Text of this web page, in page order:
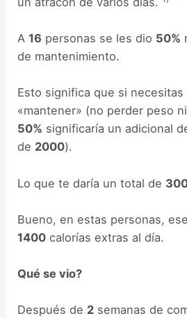
A16 personas se les dio 50%
de mantenimiento.
Esto significa que si necesitas
«mantener» (no perder peso
50% significaría un adicional
de 2000).
Lo que te daría un total de
Bueno, en estas personas, ese
1400 calorías extras al día.
Qué se vio?
Después de 2 semanas de